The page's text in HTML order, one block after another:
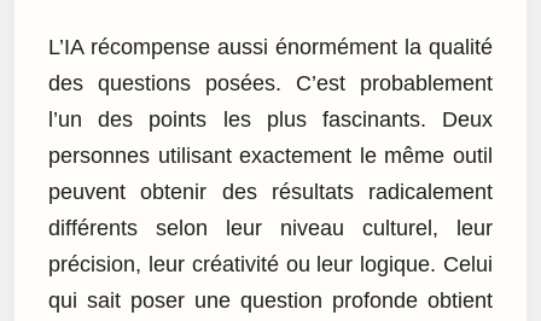
L’IA récompense aussi énormément la qualité
des questions posées. C’est probablement
l’un des points les plus fascinants. Deux
personnes utilisant exactement le même outil
peuvent obtenir des résultats radicalement
différents selon leur niveau culturel, leur
précision, leur créativité ou leur logique. Celui
qui sait poser une question profonde obtient